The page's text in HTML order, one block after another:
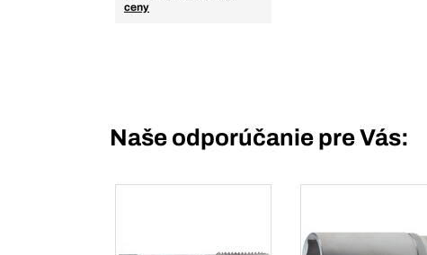
ceny
Naše odporúčanie pre Vás: